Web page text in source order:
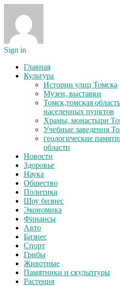
Sign in
Главная
Культура
Истории улиц Томска
Музеи, выставки
Томск,томская
населенных пунктов
Храмы, монастыри
Учебные заведения
геологические
области
Новости
Здоровье
Наука
Общество
Политика
Шоу бизнес
Экономика
Финансы
Авто
Бизнес
Спорт
Грибы
Животные
Памятники и скульптуры
Растения